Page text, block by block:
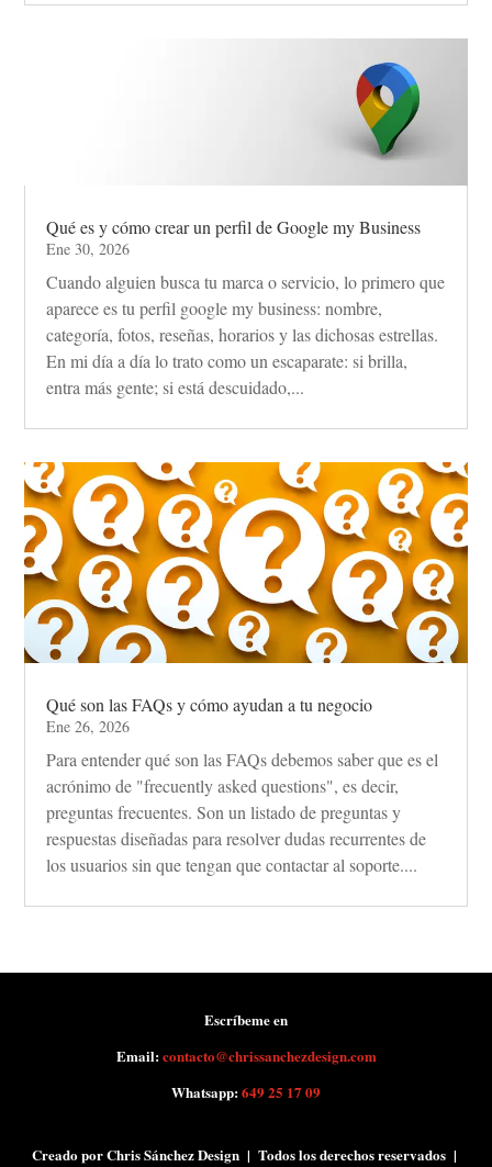
Qué es y cómo crear un perfil de Google my Business
Ene 30, 2026
Cuando alguien busca tu marca o servicio, lo primero que
aparece es tu perfil google my business: nombre,
categoría, fotos, reseñas, horarios y las dichosas estrellas.
En mi día a día lo trato como un escaparate: si brilla,
entra más gente; si está descuidado,...
Qué son las FAQs y cómo ayudan a tu negocio
Ene 26, 2026
Para entender qué son las FAQs debemos saber que es el
acrónimo de "frecuently asked questions", es decir,
preguntas frecuentes. Son un listado de preguntas y
respuestas diseñadas para resolver dudas recurrentes de
los usuarios sin que tengan que contactar al soporte....
Creado por Chris Sánchez Design | Todos los derechos reservados |
Escríbeme en
Email:contacto@chrissanchezdesign.com
Whatsapp:649 25 17 09